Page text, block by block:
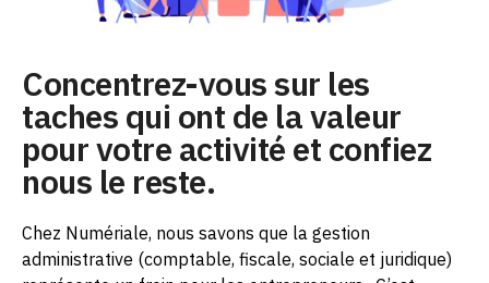
Concentrez-vous sur les
taches qui ont de la valeur
pour votre activité et confiez
nous le reste.
Chez Numériale, nous savons que la gestion
administrative (comptable, fiscale, sociale et juridique)